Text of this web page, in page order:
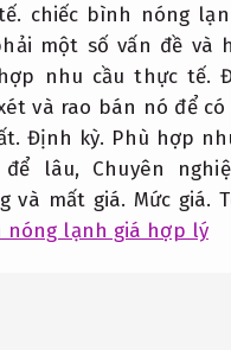
chiếc bình nóng
một số vấn đề và
nhu cầu thực tế.
và rao bán nó để có
Định kỳ. Phù hợp
để lâu, Chuyên
và mất giá. Mức giá.
nóng lạnh giá hợp lý